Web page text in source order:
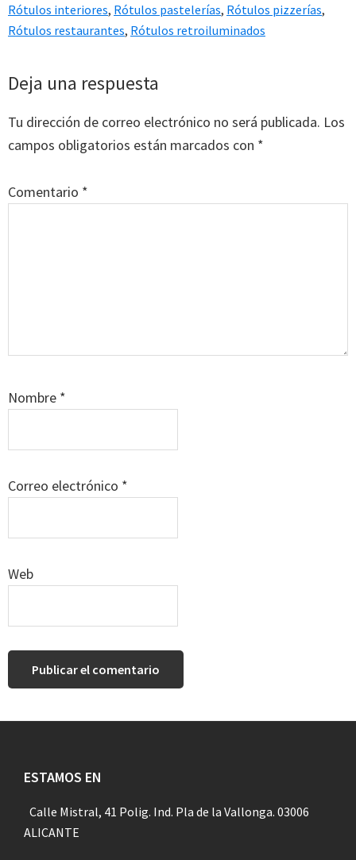
Rótulos interiores, Rótulos pastelerías, Rótulos pizzerías,
Rótulos restaurantes, Rótulos retroiluminados
Interacciones
con
los
lectores
Deja una respuesta
Tu dirección de correo electrónico no será publicada. Los
campos obligatorios están marcados con *
Comentario *
Nombre *
Correo electrónico *
Web
Footer
ESTAMOS EN
Calle Mistral, 41 Polig. Ind. Pla de la Vallonga. 03006
ALICANTE